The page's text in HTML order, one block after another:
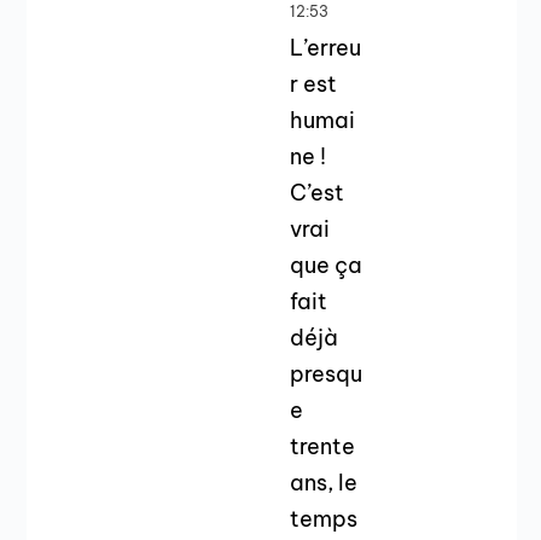
12:53
L’erreu
r est
humai
ne !
C’est
vrai
que ça
fait
déjà
presqu
e
trente
ans, le
temps